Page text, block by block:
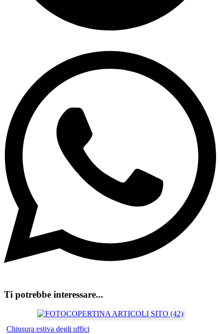
Ti potrebbe interessare...
Chiusura estiva degli uffici